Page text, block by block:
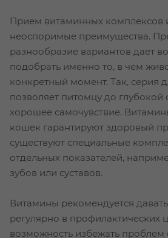
Прием витаминных комплексов
неоспоримые преимущества.
разнообразие вариантов дает
подобрать именно то, в чем
конкретный момент. Так, серия
позволяет питомцу до глубокой
хорошее самочувствие.
кошек гарантируют здоровый
существуют специальные
отдельных показателей,
зубов или суставов.
Витамины рекомендуется
регулярно в профилактических
возможность избежать проблем